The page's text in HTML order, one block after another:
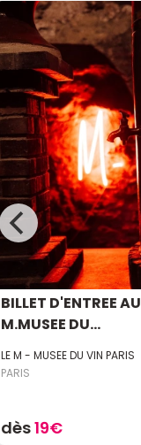
BILLET D'ENTREE AU
M.MUSEE DU...
LE M - MUSEE DU VIN PARIS
PARIS
dès19€